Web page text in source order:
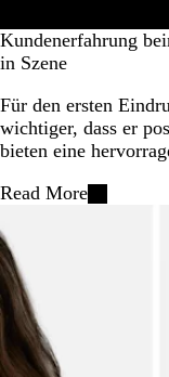
Kundenerfahrung
in Szene
Für den ersten
wichtiger, dass er
bieten eine
Read More